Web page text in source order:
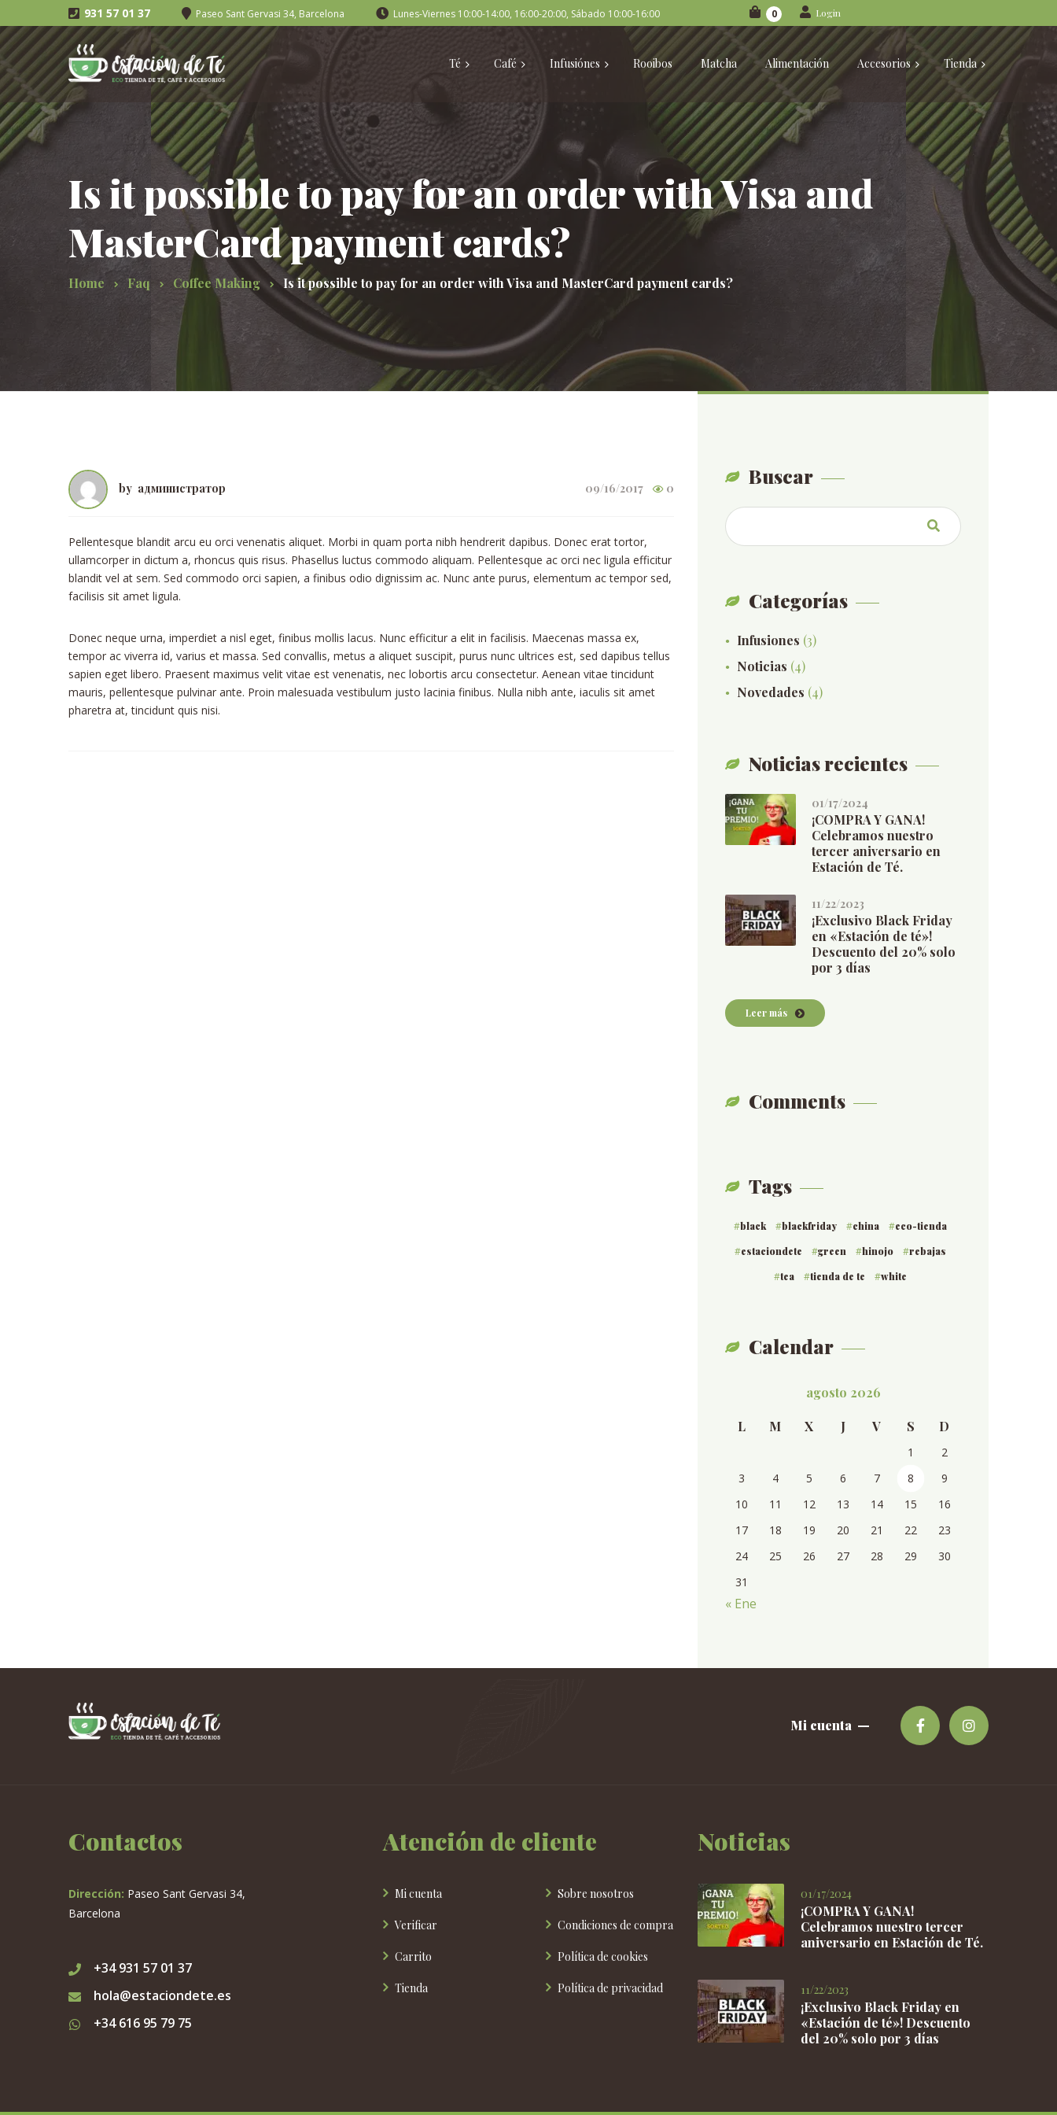
931 57 01 37 Paseo Sant Gervasi 34, Barcelona Lunes-Viernes 10:00-14:00, 16:00-20:00, Sábado 10:00-16:00 0 Login
Té Café Infusiónes Rooibos Matcha Alimentación Accesorios Tienda
Is it possible to pay for an order with Visa and
MasterCard payment cards?
Home Faq Coffee Making Is it possible to pay for an order with Visa and MasterCard payment cards?
by администратор 09/16/2017 0
Pellentesque blandit arcu eu orci venenatis aliquet. Morbi in quam porta nibh hendrerit dapibus. Donec erat tortor,
ullamcorper in dictum a, rhoncus quis risus. Phasellus luctus commodo aliquam. Pellentesque ac orci nec ligula efficitur
blandit vel at sem. Sed commodo orci sapien, a finibus odio dignissim ac. Nunc ante purus, elementum ac tempor sed,
facilisis sit amet ligula.
Donec neque urna, imperdiet a nisl eget, finibus mollis lacus. Nunc efficitur a elit in facilisis. Maecenas massa ex,
tempor ac viverra id, varius et massa. Sed convallis, metus a aliquet suscipit, purus nunc ultrices est, sed dapibus tellus
sapien eget libero. Praesent maximus velit vitae est venenatis, nec lobortis arcu consectetur. Aenean vitae tincidunt
mauris, pellentesque pulvinar ante. Proin malesuada vestibulum justo lacinia finibus. Nulla nibh ante, iaculis sit amet
pharetra at, tincidunt quis nisi.
Buscar
Categorías
Infusiones (3)
Noticias (4)
Novedades (4)
Noticias recientes
01/17/2024
¡COMPRA Y GANA!
Celebramos nuestro
tercer aniversario en
Estación de Té.
11/22/2023
¡Exclusivo Black Friday
en «Estación de té»!
Descuento del 20% solo
por 3 días
Leer más
Comments
Tags
black blackfriday china
eco-tienda
estaciondete
green hinojo
rebajas
tea
tienda de te white
Calendar
agosto 2026
L M X J V S D
1
2
3
4 5 6 7 8
9
10
11 12 13 14 15
16
17
18 19 20 21 22
23
24
25 26 27 28 29
30
31
« Ene
Mi cuenta
Contactos
Dirección: Paseo Sant Gervasi 34,
Barcelona
+34 931 57 01 37
hola@estaciondete.es
+34 616 95 79 75
Atención de cliente
Mi cuenta
Verificar
Carrito
Tienda
Sobre nosotros
Condiciones de compra
Política de cookies
Política de privacidad
Noticias
01/17/2024
¡COMPRA Y GANA!
Celebramos nuestro tercer
aniversario en Estación de Té.
11/22/2023
¡Exclusivo Black Friday en
«Estación de té»! Descuento
del 20% solo por 3 días